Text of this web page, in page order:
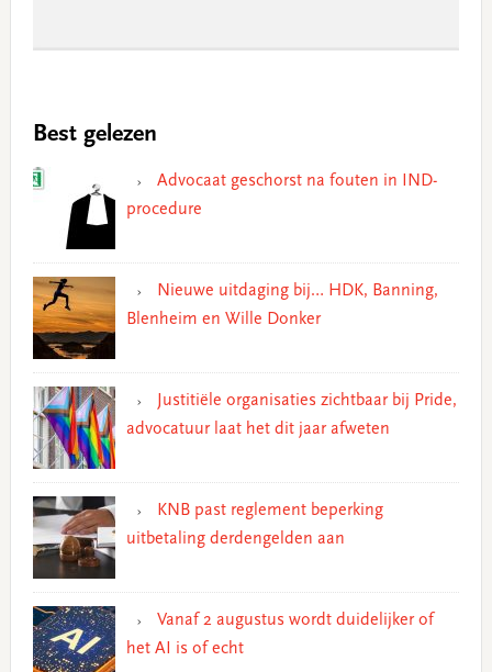
Best gelezen
Advocaat geschorst na fouten in IND-
procedure
Nieuwe uitdaging bij… HDK, Banning,
Blenheim en Wille Donker
Justitiële organisaties zichtbaar bij Pride,
advocatuur laat het dit jaar afweten
KNB past reglement beperking
uitbetaling derdengelden aan
Vanaf 2 augustus wordt duidelijker of
het AI is of echt